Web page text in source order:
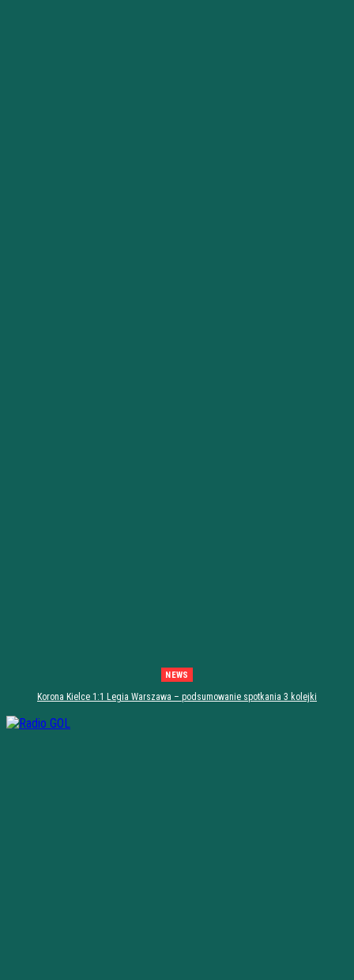
NEWS
Korona Kielce 1:1 Legia Warszawa – podsumowanie spotkania 3 kolejki